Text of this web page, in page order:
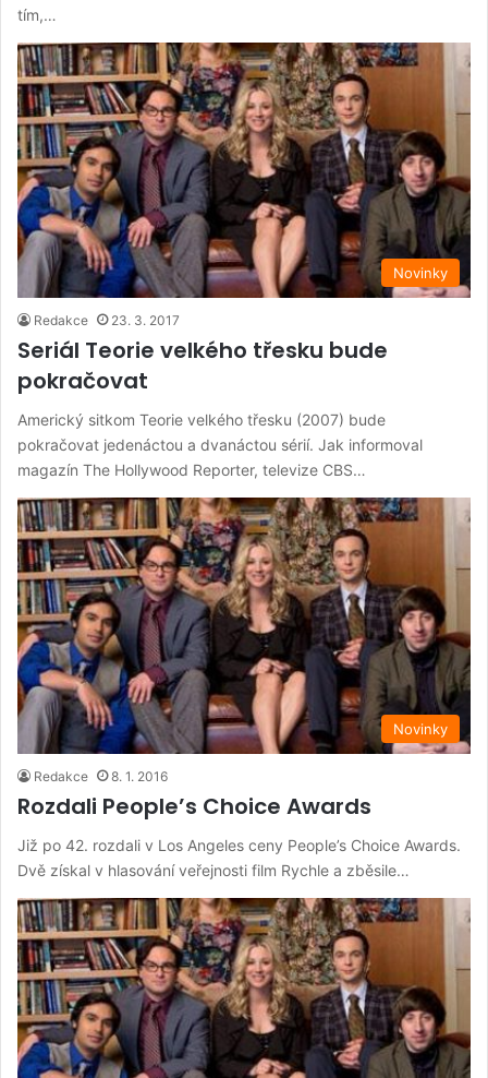
tím,…
Novinky
Redakce 23. 3. 2017
Seriál Teorie velkého třesku bude
pokračovat
Americký sitkom Teorie velkého třesku (2007) bude
pokračovat jedenáctou a dvanáctou sérií. Jak informoval
magazín The Hollywood Reporter, televize CBS…
Novinky
Redakce 8. 1. 2016
Rozdali People’s Choice Awards
Již po 42. rozdali v Los Angeles ceny People’s Choice Awards.
Dvě získal v hlasování veřejnosti film Rychle a zběsile…